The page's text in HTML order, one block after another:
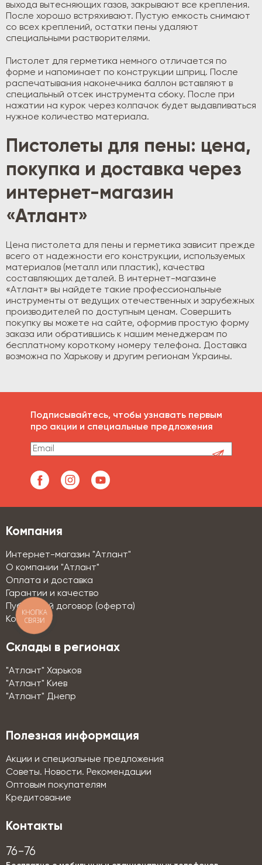
выхода вытесняющих газов, закрывают все крепления.
После хорошо встряхивают. Пустую емкость снимают
со всех креплений, остатки пены удаляют
специальными растворителями.
Пистолет для герметика немного отличается по
форме и напоминает по конструкции шприц. После
распечатывания наконечника баллон вставляют в
специальный отсек инструмента сбоку. После при
нажатии на курок через колпачок будет выдавливаться
нужное количество материала.
Пистолеты для пены: цена,
покупка и доставка через
интернет-магазин
«Атлант»
Цена пистолета для пены и герметика зависит прежде
всего от надежности его конструкции, используемых
материалов (металл или пластик), качества
составляющих деталей. В интернет-магазине
«Атлант» вы найдете такие профессиональные
инструменты от ведущих отечественных и зарубежных
производителей по доступным ценам. Совершить
покупку вы можете на сайте, оформив простую форму
заказа или обратившись к нашим менеджерам по
бесплатному короткому номеру телефона. Доставка
возможна по Харькову и другим регионам Украины.
Подписывайтесь, чтобы узнавать первым
про акции и специальные предложения
Компания
Интернет-магазин "Атлант"
О компании "Атлант"
Оплата и доставка
Гарантии и качество
Публичный договор (оферта)
Контакты
Склады в регионах
"Атлант" Харьков
"Атлант" Киев
"Атлант" Днепр
Полезная информация
Акции и специальные предложения
Советы. Новости. Рекомендации
Оптовым покупателям
Кредитование
Контакты
76-76
КНОПКА
СВЯЗИ